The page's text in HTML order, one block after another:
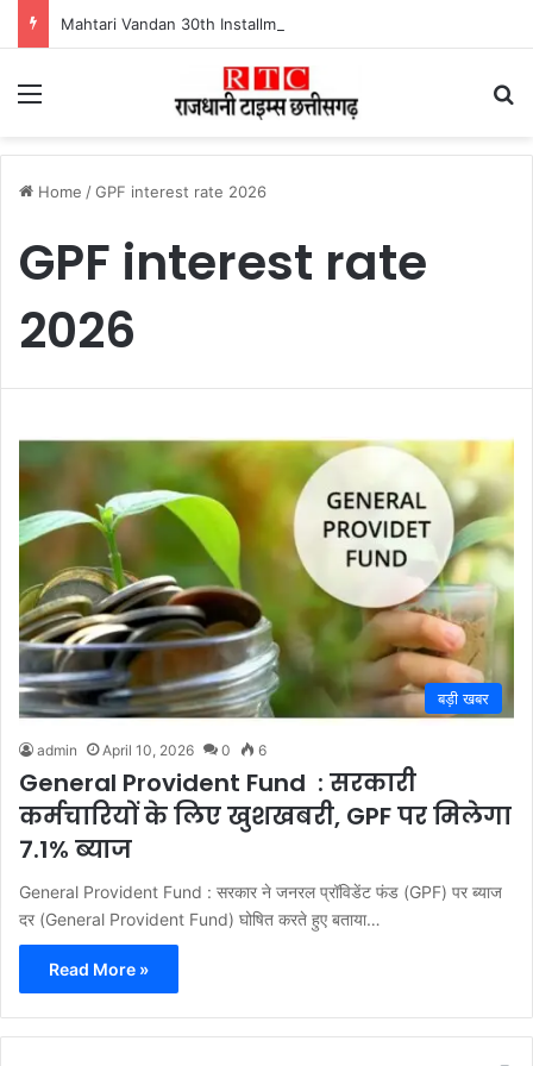
Menu
Home /GPF interest rate 2026
GPF interest rate
2026
बड़ी खबर
admin April 10, 2026 0 6
General Provident Fund : सरकारी
कर्मचारियों के लिए खुशखबरी, GPF पर मिलेगा
7.1% ब्याज
General Provident Fund : सरकार ने जनरल प्रॉविडेंट फंड (GPF) पर ब्याज
दर (General Provident Fund) घोषित करते हुए बताया…
Read More »